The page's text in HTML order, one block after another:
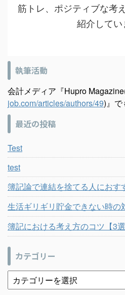
筋トレ、ポジティブな考
紹介してい
執筆活動
会計メディア『Hupro
job.com/articles/authors/49)』で
最近の投稿
Test
test
簿記論で連結を捨てる人におす
生活ギリギリ貯金できない時の
簿記における考え方のコツ【3選
カテゴリー